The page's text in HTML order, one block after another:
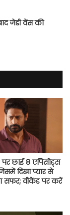
जेडी वेंस की
छाई 8 एपिसोड्स
दिखा प्यार से
सफर; वीकेंड पर करें